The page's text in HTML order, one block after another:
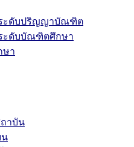
ะดับปริญญาบัณฑิต
ะดับบัณฑิตศึกษา
ษา
าบัน
น